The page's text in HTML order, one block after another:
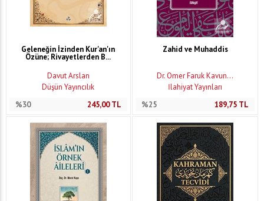
Geleneğin İzinden Kur'an'ın
Özüne; Rivayetlerden B...
Davut Arslan
Düşün Yayıncılık
%30
245,00TL
Zahid ve Muhaddis
Dr. Ömer Faruk Kavun...
İlahiyat Yayınları
%25
189,75 TL